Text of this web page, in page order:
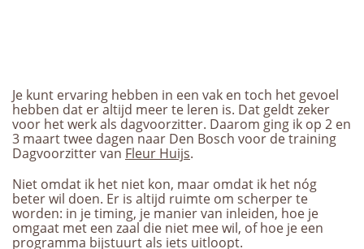
Je kunt ervaring hebben in een vak en toch het gevoel
hebben dat er altijd meer te leren is. Dat geldt zeker
voor het werk als dagvoorzitter. Daarom ging ik op 2 en
3 maart twee dagen naar Den Bosch voor de training
Dagvoorzitter van Fleur Huijs.
Niet omdat ik het niet kon, maar omdat ik het nóg
beter wil doen. Er is altijd ruimte om scherper te
worden: in je timing, je manier van inleiden, hoe je
omgaat met een zaal die niet mee wil, of hoe je een
programma bijstuurt als iets uitloopt.